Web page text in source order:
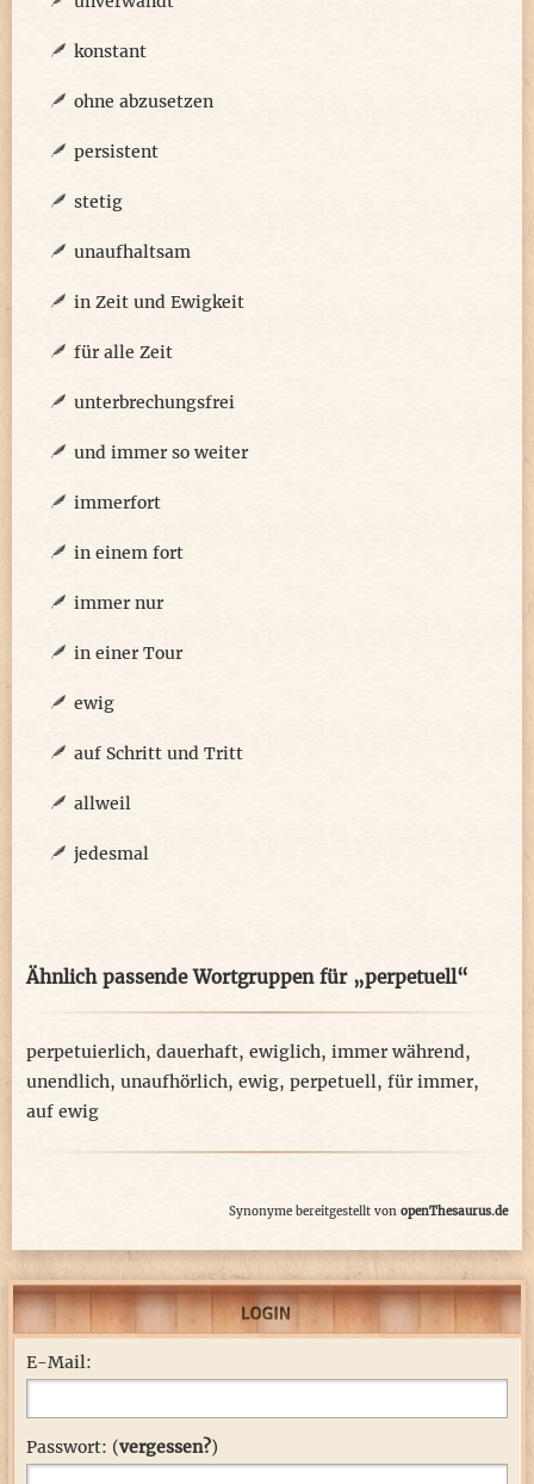
konstant
ohne abzusetzen
persistent
stetig
unaufhaltsam
in Zeit und Ewigkeit
für alle Zeit
unterbrechungsfrei
und immer so weiter
immerfort
in einem fort
immer nur
in einer Tour
ewig
auf Schritt und Tritt
allweil
jedesmal
Ähnlich passende Wortgruppen für „perpetuell“
perpetuierlich, dauerhaft, ewiglich, immer während,
unendlich, unaufhörlich, ewig, perpetuell, für immer,
auf ewig
Synonyme bereitgestellt von openThesaurus.de
E-Mail:
Passwort: (vergessen?)